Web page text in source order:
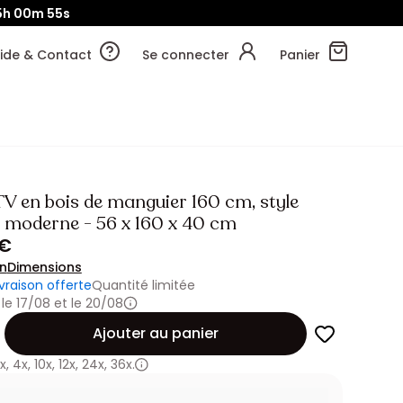
00m 53s
& Contact Se connecter Panier
en bois de manguier 160 cm, style
- 56 x 160 x 40 cm
Dimensions
offerteQuantité limitée
17/08 et le 20/08
Ajouter au panier
, 4x, 10x, 12x, 24x, 36x.